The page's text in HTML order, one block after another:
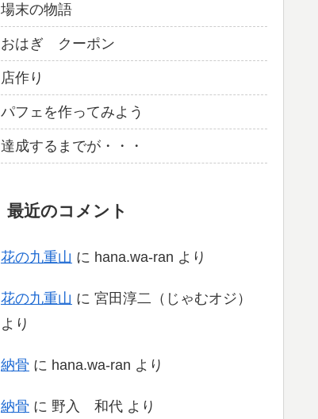
場末の物語
おはぎ クーポン
店作り
パフェを作ってみよう
達成するまでが・・・
最近のコメント
花の九重山 に hana.wa-ran より
花の九重山 に 宮田淳二（じゃむオジ）
より
納骨 に hana.wa-ran より
納骨 に 野入 和代 より